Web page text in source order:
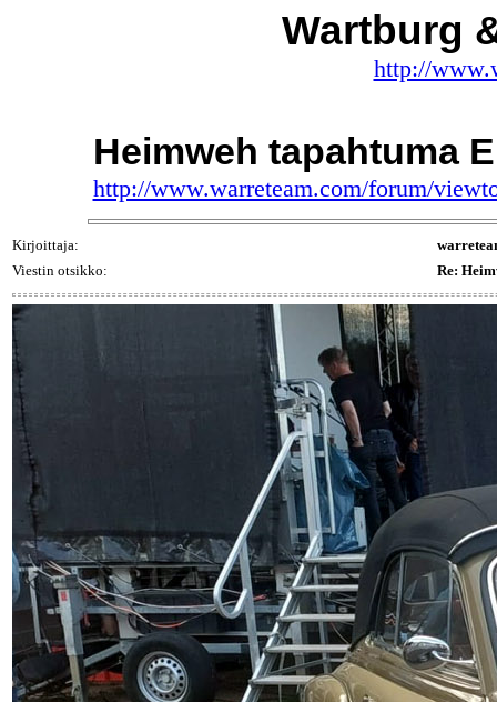
Wartburg
http://
Heimweh tapahtuma
http://www.warreteam.com/forum/
Kirjoittaja:
Viestin otsikko:
Re: